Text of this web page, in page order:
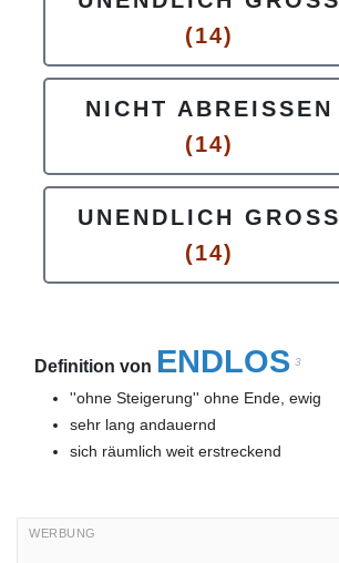
(14)
NICHT ABREISSEN
(14)
UNENDLICH GROSS
(14)
Definition von ENDLOS 3
''ohne Steigerung'' ohne Ende, ewig
sehr lang andauernd
sich räumlich weit erstreckend